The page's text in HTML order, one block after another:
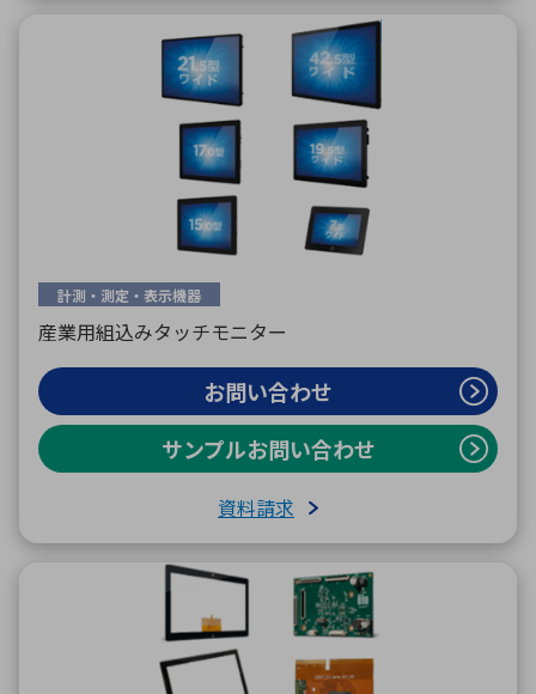
計測・測定・表示機器
産業用組込みタッチモニター
お問い合わせ
サンプルお問い合わせ
資料請求